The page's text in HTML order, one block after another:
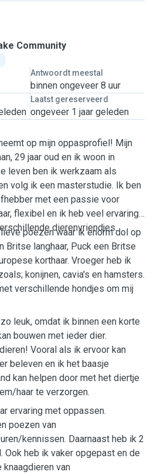
Community
Antwoordt meestal
binnen ongeveer 8 uur
Laatst gereserveerd
ongeveer 1 jaar geleden
op mijn oppasprofiel! Mijn
29 jaar oud en ik woon in
leven ben ik werkzaam als
volg ik een masterstudie. Ik ben
met een passie voor
flexibel en ik heb veel ervaring
dierenvriendjes.
poezen waar ik enorm dol op
Britse langhaar, Puck een Britse
korthaar. Vroeger heb ik
konijnen, cavia's en hamsters.
verschillende hondjes om mij
leuk, omdat ik binnen een korte
bouwen met ieder dier.
Vooral als ik ervoor kan
beleven en ik het baasje
kan helpen door met het diertje
haar te verzorgen.
ervaring met oppassen.
poezen van
kennissen. Daarnaast heb ik 2
heb ik vaker opgepast en de
van